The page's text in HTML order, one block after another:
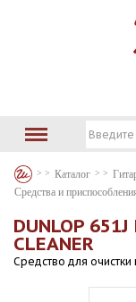
Каталог
Средства и
DUNLOP
CLEANER
Средство для очистки